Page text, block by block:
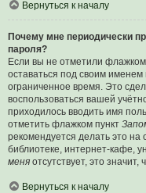
Вернуться к началу
Почему мне периодически
пароля?
Если вы не отметили флажком
оставаться под своим
ограниченное время. Это
воспользоваться вашей
приходилось вводить имя
отметить флажком пункт
рекомендуется делать это
библиотеке, интернет-кафе,
меня отсутствует, это
Вернуться к началу